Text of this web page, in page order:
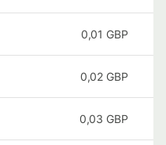
0,01 GBP
0,02 GBP
0,03 GBP